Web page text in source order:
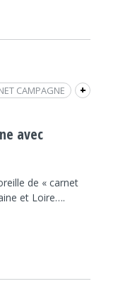
+
CAMPAGNE
POLITIQUE
/ DOCUMENTAIRE
avec
de « carnet
et Loire….